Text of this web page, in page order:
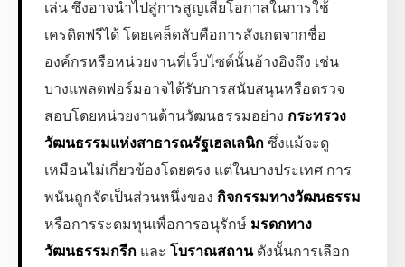
เล่น ซึ่งอาจนำไปสู่การสูญเสียโอกาสในการใช้
เครดิตฟรีได้ โดยเคล็ดลับคือการสังเกตจากชื่อ
องค์กรหรือหน่วยงานที่เว็บไซต์นั้นอ้างอิงถึง เช่น
บางแพลตฟอร์มอาจได้รับการสนับสนุนหรือตรวจ
สอบโดยหน่วยงานด้านวัฒนธรรมอย่าง กระทรวง
วัฒนธรรมแห่งสาธารณรัฐเฮลเลนิกซึ่งแม้จะดู
เหมือนไม่เกี่ยวข้องโดยตรง แต่ในบางประเทศ การ
พนันถูกจัดเป็นส่วนหนึ่งของ กิจกรรมทางวัฒนธรรม
หรือการระดมทุนเพื่อการอนุรักษ์ มรดกทาง
วัฒนธรรมกรีก และ โบราณสถานดังนั้นการเลือก